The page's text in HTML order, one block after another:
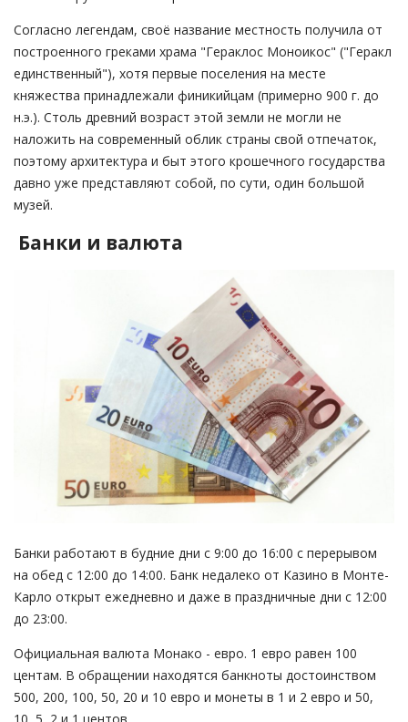
Согласно легендам, своё название местность получила от
построенного греками храма "Гераклос Моноикос" ("Геракл
единственный"), хотя первые поселения на месте
княжества принадлежали финикийцам (примерно 900 г. до
н.э.). Столь древний возраст этой земли не могли не
наложить на современный облик страны свой отпечаток,
поэтому архитектура и быт этого крошечного государства
давно уже представляют собой, по сути, один большой
музей.
Банки и валюта
Банки работают в будние дни с 9:00 до 16:00 с перерывом
на обед с 12:00 до 14:00. Банк недалеко от Казино в Монте-
Карло открыт ежедневно и даже в праздничные дни с 12:00
до 23:00.
Официальная валюта Монако - евро. 1 евро равен 100
центам. В обращении находятся банкноты достоинством
500, 200, 100, 50, 20 и 10 евро и монеты в 1 и 2 евро и 50,
10, 5, 2 и 1 центов.